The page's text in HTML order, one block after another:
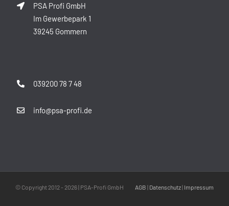
PSA Profi GmbH
Im Gewerbepark 1
39245 Gommern
039200 78 7 48
info@psa-profi.de
© Copyright 2012 - 2026 | PSA-Profi GmbH AGB | Datenschutz| Impressum